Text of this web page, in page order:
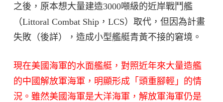
之後，原本想大量建造3000噸級的近岸戰鬥艦
（Littoral Combat Ship，LCS）取代，但因為計畫
失敗（後詳），造成小型艦艇青黃不接的窘境。
現在美國海軍的水面艦艇，對照近年來大量造艦
的中國解放軍海軍，明顯形成「頭重腳輕」的情
況。雖然美國海軍是大洋海軍，解放軍海軍仍是